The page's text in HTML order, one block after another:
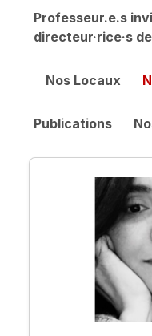
Professeur.e.s
directeur·rice·s
Nos Locaux
Publications